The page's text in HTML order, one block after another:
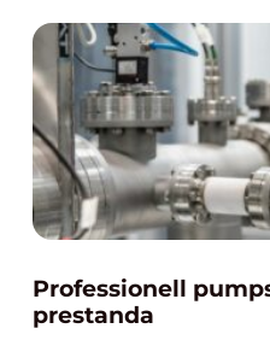
Professionell
prestanda